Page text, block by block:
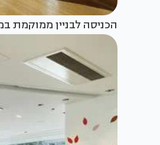
הכניסה לבניין ממוקמת